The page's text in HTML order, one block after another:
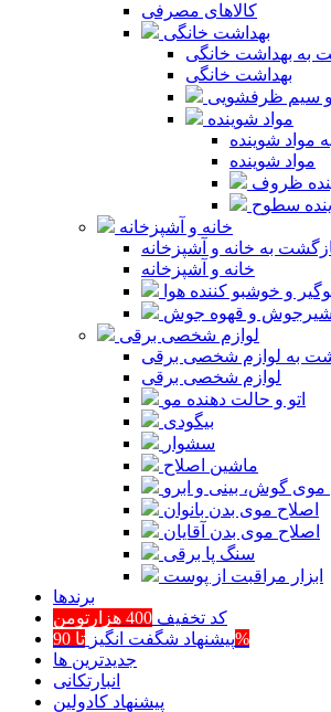
کالاهای مصرفی
بهداشت خانگی
به بهداشت خانگی
بهداشت خانگی
و سیم ظرفشویی
مواد شوینده
مواد شوینده
مواد شوینده
ظروف
سطوح
خانه و آشپزخانه
به خانه و آشپزخانه
خانه و آشپزخانه
و خوشبو کننده هوا
شیرجوش و قهوه جوش
لوازم شخصی برقی
به لوازم شخصی برقی
لوازم شخصی برقی
اتو و حالت دهنده مو
بیگودی
سشوار
ماشین اصلاح
موی گوش، بینی و ابرو
اصلاح موی بدن بانوان
اصلاح موی بدن آقایان
سنگ پا برقی
ابزار مراقبت از پوست
برند‌ها
کد تخفیف 400 هزارتومن
پیشنهاد شگفت انگیزتا 90%
جدیدترین ها
انبارتکانی
پیشنهاد کادولین